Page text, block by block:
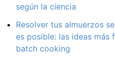
según la ciencia
Resolver tus almuerzos
es posible: las ideas más
batch cooking